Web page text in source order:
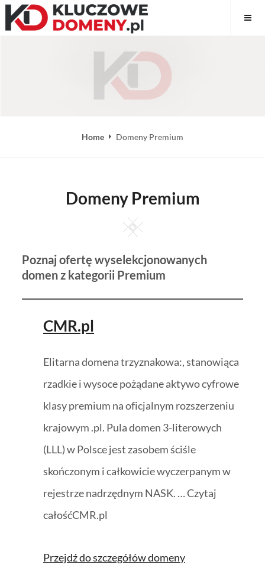
Skip
Kluczowe Domeny
Home Domeny Premium
Domeny Premium
Square
Poznaj ofertę wyselekcjonowanych
domen z kategorii Premium
CMR.pl
Elitarna domena trzyznakowa:, stanowiąca
rzadkie i wysoce pożądane aktywo cyfrowe
klasy premium na oficjalnym rozszerzeniu
krajowym .pl. Pula domen 3-literowych
(LLL) w Polsce jest zasobem ściśle
skończonym i całkowicie wyczerpanym w
rejestrze nadrzędnym NASK. … Czytaj
całośćCMR.pl
Przejdź do szczegółów domeny